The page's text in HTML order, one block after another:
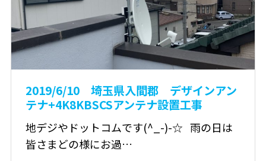
2019/6/10 埼玉県入間郡 デザインアン
テナ+4K8KBSCSアンテナ設置工事
地デジやドットコムです(^_-)-☆ 雨の日は
皆さまどの様にお過…